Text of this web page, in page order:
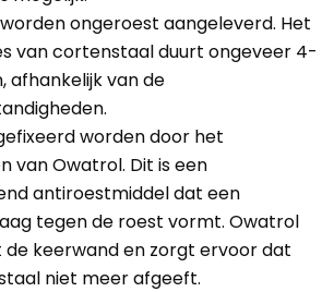
ongeroest aangeleverd. Het
van cortenstaal duurt ongeveer 4-
afhankelijk van de
worden door het
van Owatrol. Dit is een
antiroestmiddel dat een
tegen de roest vormt. Owatrol
keerwand en zorgt ervoor dat
niet meer afgeeft.